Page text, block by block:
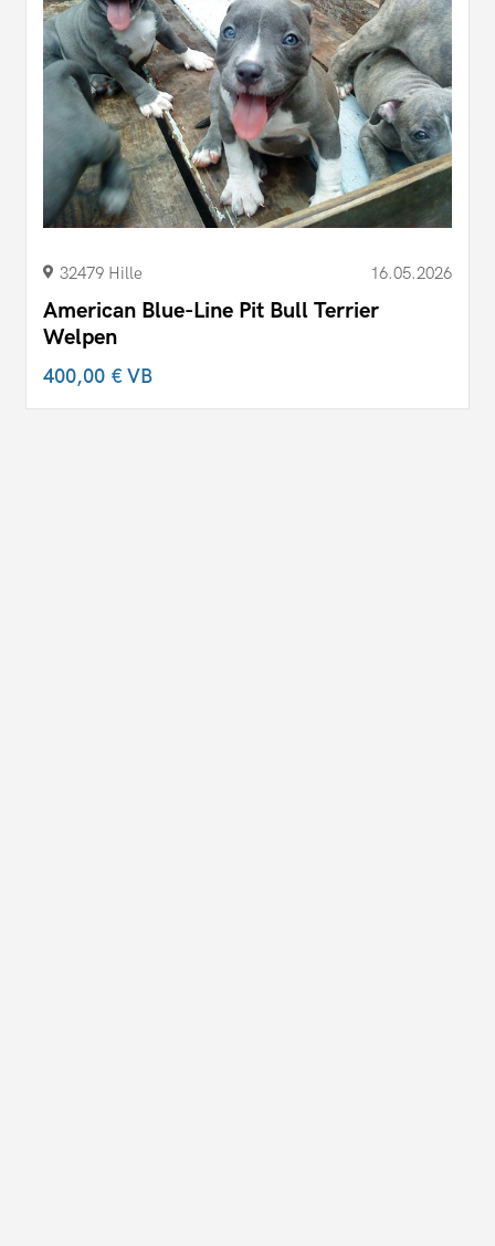
32479 Hille 16.05.2026
American Blue-Line Pit Bull Terrier
Welpen
400,00 €VB